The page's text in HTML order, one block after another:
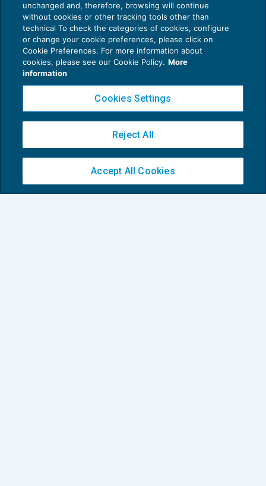
Le tipologie di immobili oggetto di
assegnazione
IMPOSTE SUL REDDITO30/04/2025
Leonardo Pietrobon
unchanged and, therefore, browsing will continue
without cookies or other tracking tools other than
technical To check the categories of cookies, configure
or change your cookie preferences, please click on
Cookie Preferences. For more information about
cookies, please see our Cookie Policy. More
information
Cookies Settings
Reject All
Accept All Cookies